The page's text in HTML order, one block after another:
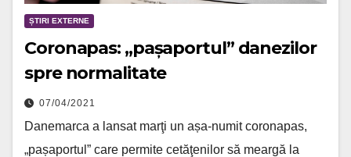
ȘTIRI EXTERNE
Coronapas: „pașaportul” danezilor
spre normalitate
07/04/2021
Danemarca a lansat marţi un așa-numit coronapas,
„pașaportul” care permite cetăţenilor să meargă la